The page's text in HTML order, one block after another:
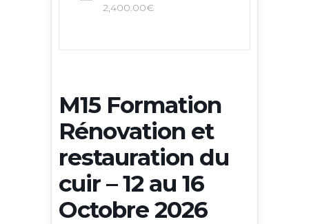
2,400.00€
M15 Formation
Rénovation et
restauration du
cuir – 12 au 16
Octobre 2026